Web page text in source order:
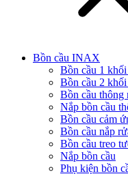
Bồn cầu INAX
Bồn cầu 1
Bồn cầu 2
Bồn cầu
Nắp bồn cầu
Bồn cầu cảm
Bồn cầu nắp
Bồn cầu treo
Nắp bồn cầu
Phụ kiện bồn